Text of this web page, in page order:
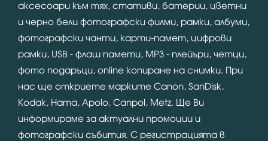
аксесоари към тях, стативи, батерии, цветни
и черно бели фотографски филми, рамки, албуми,
фотографски чанти, карти-памет, цифрови
рамки, USB - флаш памети, MP3 - плейъри, четци,
фото подаръци, online копиране на снимки. При
нас ще откриете марките Canon, SanDisk,
Kodak, Hama, Apolo, Canpol, Metz. Ще Ви
информираме за актуални промоции и
фотографски събития. С регистрацията в